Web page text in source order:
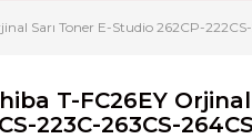
Sarı Toner E-Studio 262CP-
T-FC26EY
223C-263CS-